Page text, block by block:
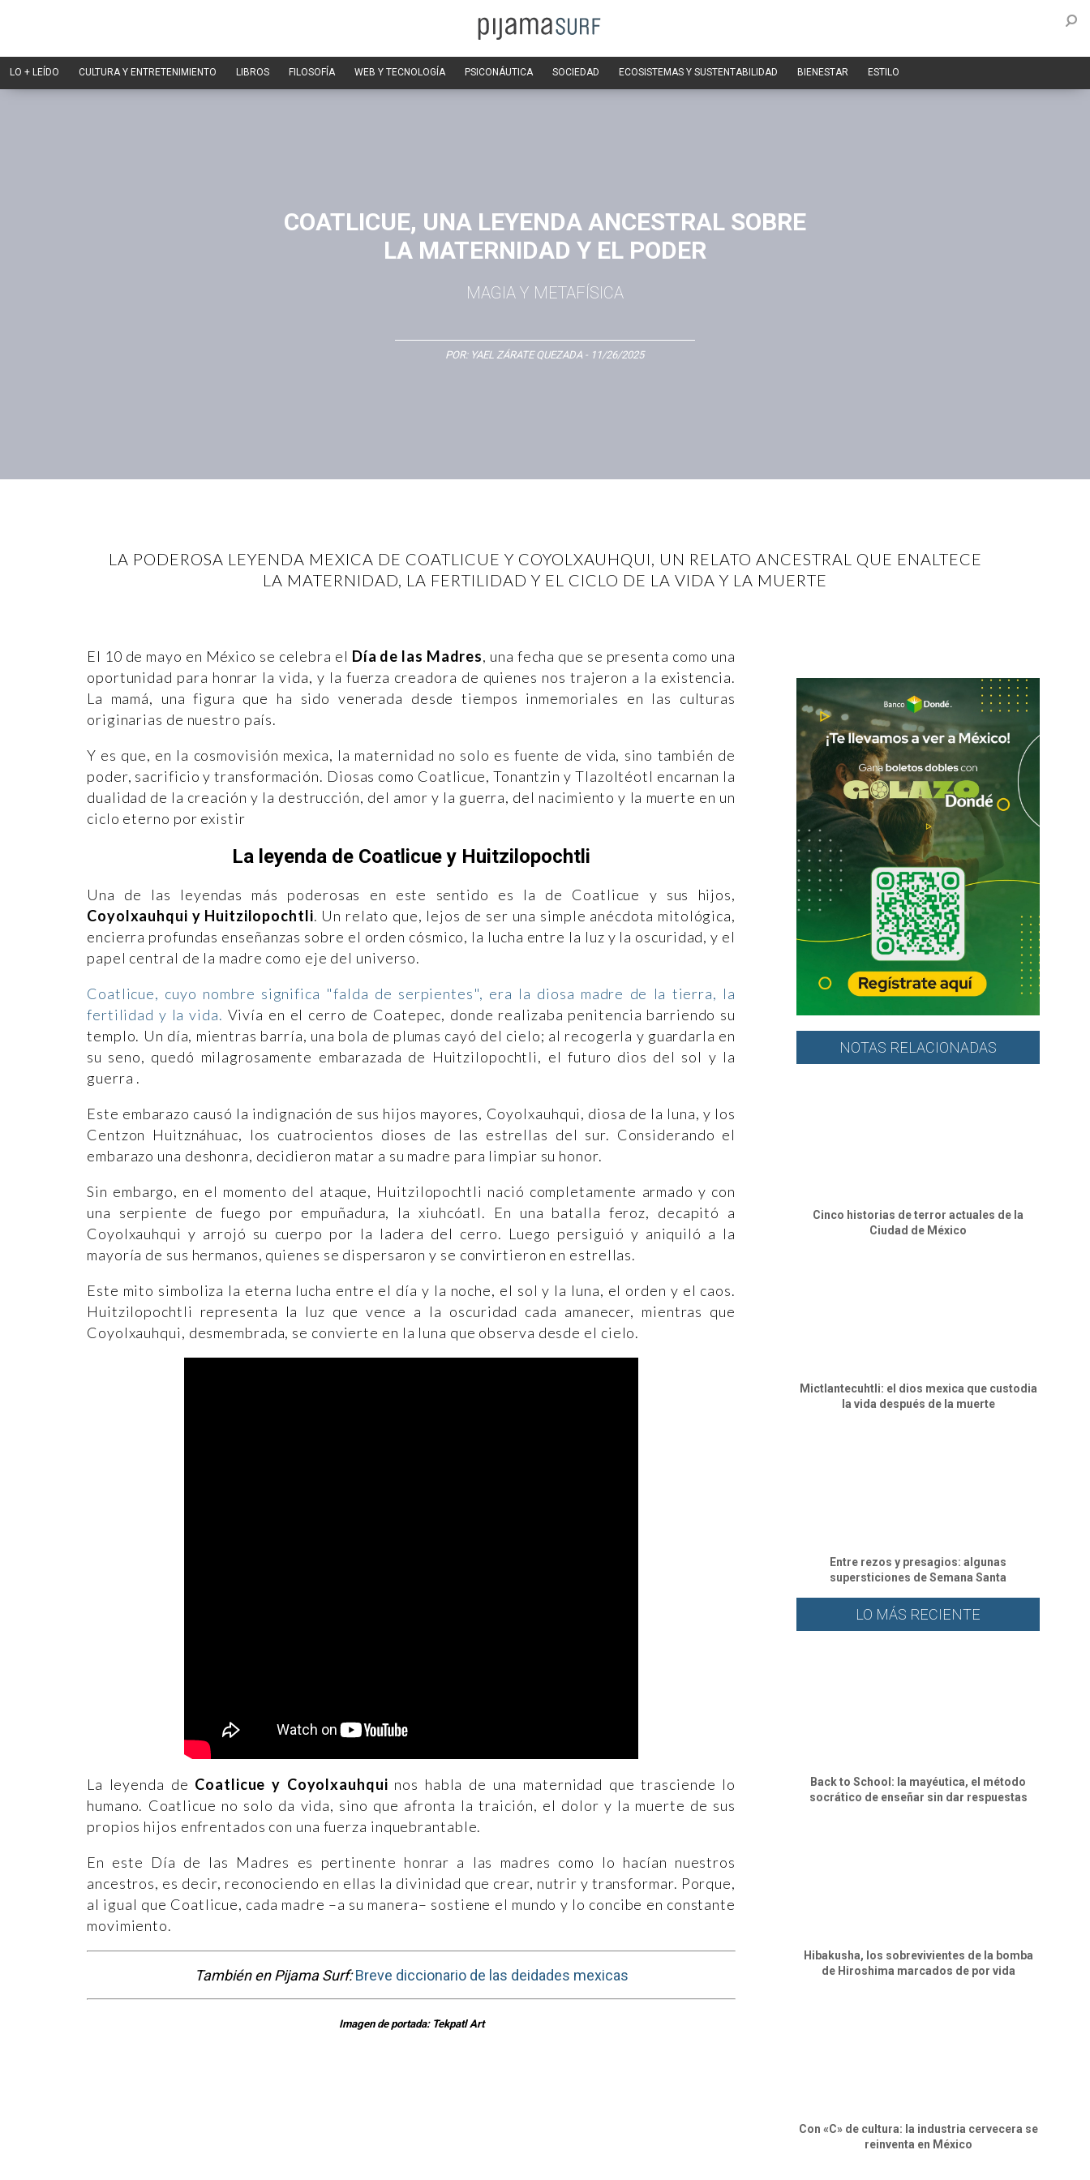
LO + LEÍDO CULTURA Y ENTRETENIMIENTO LIBROS FILOSOFÍA WEB Y TECNOLOGÍA PSICONÁUTICA SOCIEDAD ECOSISTEMAS Y SUSTENTABILIDAD BIENESTAR ESTILO
COATLICUE, UNA LEYENDA ANCESTRAL SOBRE
LA MATERNIDAD Y EL PODER
MAGIA Y METAFÍSICA
POR: YAEL ZÁRATE QUEZADA - 11/26/2025
LA PODEROSA LEYENDA MEXICA DE COATLICUE Y COYOLXAUHQUI, UN RELATO ANCESTRAL QUE ENALTECE
LA MATERNIDAD, LA FERTILIDAD Y EL CICLO DE LA VIDA Y LA MUERTE
El 10 de mayo en México se celebra el Día de las Madres, una fecha que se presenta como una
oportunidad para honrar la vida, y la fuerza creadora de quienes nos trajeron a la existencia.
La mamá, una figura que ha sido venerada desde tiempos inmemoriales en las culturas
originarias de nuestro país.
Y es que, en la cosmovisión mexica, la maternidad no solo es fuente de vida, sino también de
poder, sacrificio y transformación. Diosas como Coatlicue, Tonantzin y Tlazoltéotl encarnan la
dualidad de la creación y la destrucción, del amor y la guerra, del nacimiento y la muerte en un
ciclo eterno por existir
La leyenda de Coatlicue y Huitzilopochtli
Una de las leyendas más poderosas en este sentido es la de Coatlicue y sus hijos,
Coyolxauhqui y Huitzilopochtli. Un relato que, lejos de ser una simple anécdota mitológica,
encierra profundas enseñanzas sobre el orden cósmico, la lucha entre la luz y la oscuridad, y el
papel central de la madre como eje del universo.
Coatlicue, cuyo nombre significa "falda de serpientes", era la diosa madre de la tierra, la
fertilidad y la vida. Vivía en el cerro de Coatepec, donde realizaba penitencia barriendo su
templo. Un día, mientras barría, una bola de plumas cayó del cielo; al recogerla y guardarla en
su seno, quedó milagrosamente embarazada de Huitzilopochtli, el futuro dios del sol y la
guerra .
Este embarazo causó la indignación de sus hijos mayores, Coyolxauhqui, diosa de la luna, y los
Centzon Huitznáhuac, los cuatrocientos dioses de las estrellas del sur. Considerando el
embarazo una deshonra, decidieron matar a su madre para limpiar su honor.
Sin embargo, en el momento del ataque, Huitzilopochtli nació completamente armado y con
una serpiente de fuego por empuñadura, la xiuhcóatl. En una batalla feroz, decapitó a
Coyolxauhqui y arrojó su cuerpo por la ladera del cerro. Luego persiguió y aniquiló a la
mayoría de sus hermanos, quienes se dispersaron y se convirtieron en estrellas.
Este mito simboliza la eterna lucha entre el día y la noche, el sol y la luna, el orden y el caos.
Huitzilopochtli representa la luz que vence a la oscuridad cada amanecer, mientras que
Coyolxauhqui, desmembrada, se convierte en la luna que observa desde el cielo.
La leyenda de Coatlicue y Coyolxauhqui nos habla de una maternidad que trasciende lo
humano. Coatlicue no solo da vida, sino que afronta la traición, el dolor y la muerte de sus
propios hijos enfrentados con una fuerza inquebrantable.
En este Día de las Madres es pertinente honrar a las madres como lo hacían nuestros
ancestros, es decir, reconociendo en ellas la divinidad que crear, nutrir y transformar. Porque,
al igual que Coatlicue, cada madre –a su manera– sostiene el mundo y lo concibe en constante
movimiento.
También en Pijama Surf: Breve diccionario de las deidades mexicas
Imagen de portada: Tekpatl Art
NOTAS RELACIONADAS
Cinco historias de terror actuales de la
Ciudad de México
Mictlantecuhtli: el dios mexica que custodia
la vida después de la muerte
Entre rezos y presagios: algunas
supersticiones de Semana Santa
LO MÁS RECIENTE
Back to School: la mayéutica, el método
socrático de enseñar sin dar respuestas
Hibakusha, los sobrevivientes de la bomba
de Hiroshima marcados de por vida
Con «C» de cultura: la industria cervecera se
reinventa en México